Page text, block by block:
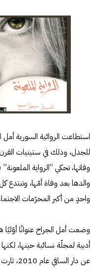
استطاعت الروائية السورية
للجدل، وذلك في ستينيات
وفاتها، تحكي “الرواية
والدها بعد وفاة أمّها، وتبتدع
واحدٍ من أكبر المحرّمات
وضعت أمل الجراح عنوانًا
أدبية لمجلّة نسائية حينها،
عن دار